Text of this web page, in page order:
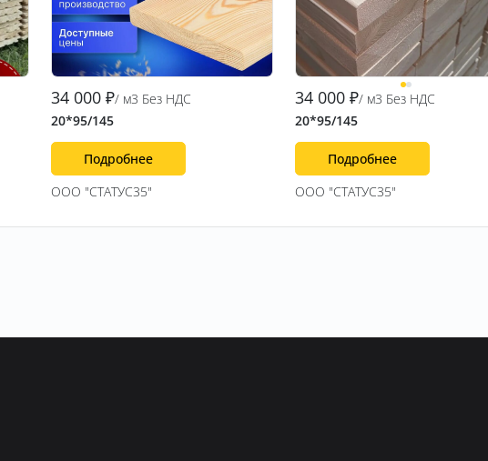
34 000 ₽/ м3 Без НДС
20*95/145
Подробнее
ООО "СТАТУС35"
34 000 ₽/ м3 Без НДС
20*95/145
Подробнее
ООО "СТАТУС35"